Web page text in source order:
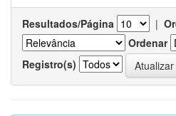
Resultados/Página |
Ordenar
Registro(s)